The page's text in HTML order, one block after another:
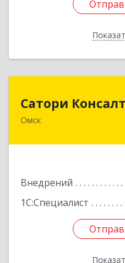
Сатори
Омск
Внедрений
1С:Специалист
644070, Омская